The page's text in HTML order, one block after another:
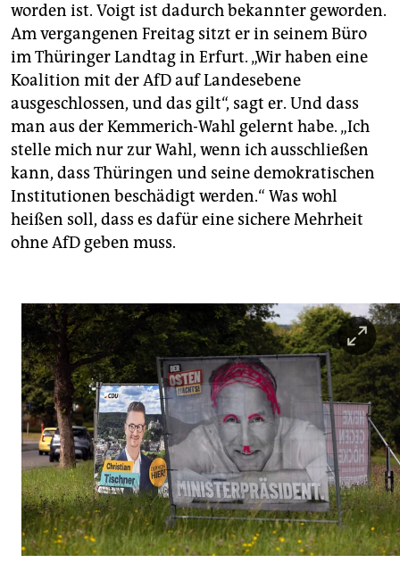
worden ist. Voigt ist dadurch bekannter geworden.
Am vergangenen Freitag sitzt er in seinem Büro
im Thüringer Landtag in Erfurt. „Wir haben eine
Koalition mit der AfD auf Landesebene
ausgeschlossen, und das gilt“, sagt er. Und dass
man aus der Kemmerich-Wahl gelernt habe. „Ich
stelle mich nur zur Wahl, wenn ich ausschließen
kann, dass Thüringen und seine demokratischen
Institutio­nen beschädigt werden.“ Was wohl
heißen soll, dass es dafür eine sichere Mehrheit
ohne AfD geben­ muss.